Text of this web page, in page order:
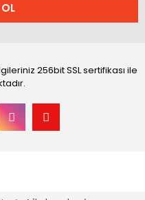
256bit SSL sertifikası ile